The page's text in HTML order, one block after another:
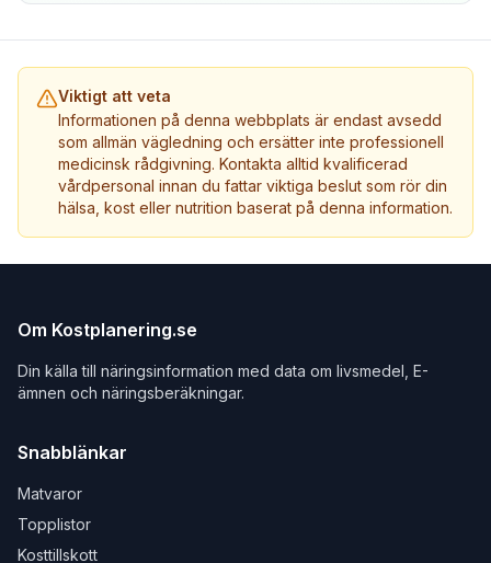
Viktigt att veta
Informationen på denna webbplats är endast avsedd
som allmän vägledning och ersätter inte professionell
medicinsk rådgivning. Kontakta alltid kvalificerad
vårdpersonal innan du fattar viktiga beslut som rör din
hälsa, kost eller nutrition baserat på denna information.
Om Kostplanering.se
Din källa till näringsinformation med data om livsmedel, E-
ämnen och näringsberäkningar.
Snabblänkar
Matvaror
Topplistor
Kosttillskott